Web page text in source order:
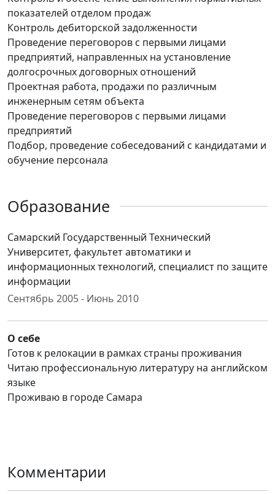
показателей отделом продаж
Контроль дебиторской задолженности
Проведение переговоров с первыми лицами
предприятий, направленных на установление
долгосрочных договорных отношений
Проектная работа, продажи по различным
инженерным сетям объекта
Проведение переговоров с первыми лицами
предприятий
Подбор, проведение собеседований с кандидатами и
обучение персонала
Образование
Самарский Государственный Технический
Университет, факультет автоматики и
информационных технологий, специалист по защите
информации
Сентябрь 2005 - Июнь 2010
О себе
Готов к релокации в рамках страны проживания
Читаю профессиональную литературу на английском
языке
Проживаю в городе Самара
Комментарии